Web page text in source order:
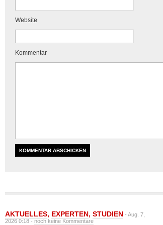
Website
Kommentar
AKTUELLES, EXPERTEN, STUDIEN - Aug. 7,
2026 0:18 -noch keine Kommentare